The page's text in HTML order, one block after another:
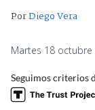
PorDiego Vera
Martes 18
Seguimos criterios